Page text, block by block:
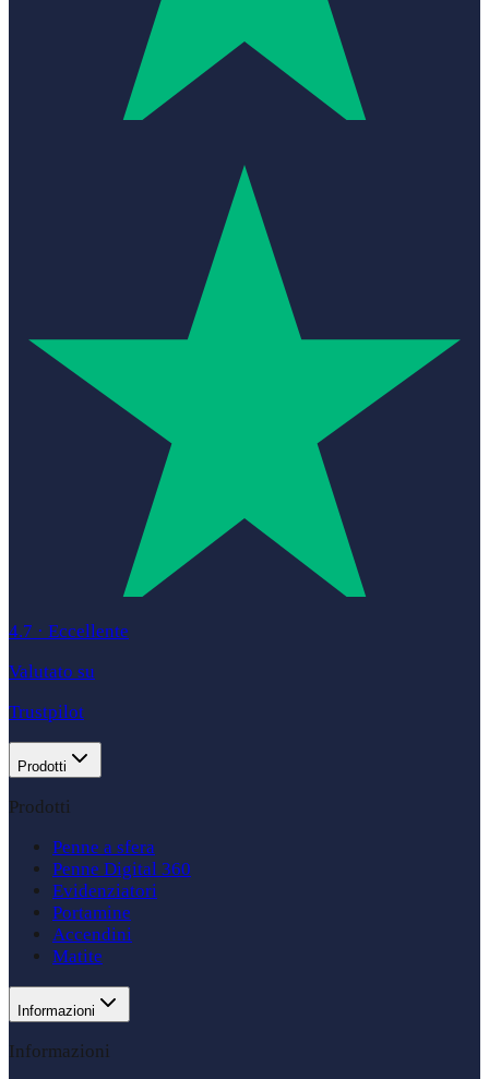
4.7 · Eccellente
Valutato su
Trustpilot
Prodotti
Prodotti
Penne a sfera
Penne Digital 360
Evidenziatori
Portamine
Accendini
Matite
Informazioni
Informazioni